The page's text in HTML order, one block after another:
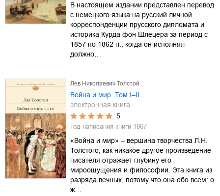
В настоящем издании представлен перевод
с немецкого языка на русский личной
корреспонденции прусского дипломата и
историка Курда фон Шлецера за период с
1857 по 1862 гг., когда он исполнял
должно…
Лев Николаевич Толстой
Война и мир. Том I–II
электронная книга
5
Год написания книги 1867
«Война и мир» – вершина творчества Л.Н.
Толстого, как никакое другое произведение
писателя отражает глубину его
мироощущения и философии. Эта книга из
разряда вечных, потому что она обо всем: о
ж…